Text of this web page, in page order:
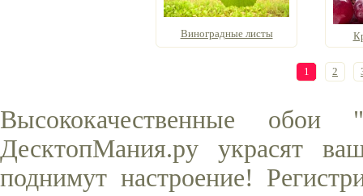
Виноградные листы
1 2
Высококачественные
ДесктопМания.ру украсят
поднимут настроение!